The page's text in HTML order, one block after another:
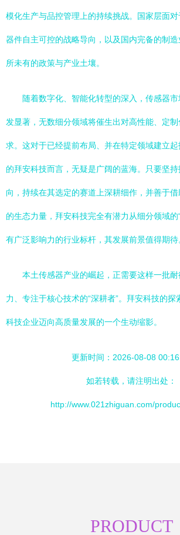
模化生产与品控管理上的持续挑战。国家层面
器件自主可控的战略导向，以及国内完备的制
所未有的政策与产业土壤。
随着数字化、智能化转型的深入，传感器市
发显著，无数细分领域将催生出对高性能、定
求。这对于已经提前布局、并在特定领域建立
的拜安科技而言，无疑是广阔的蓝海。只要坚
向，持续在其选定的赛道上深耕细作，并善于
的生态力量，拜安科技完全有潜力从细分领域的
有广泛影响力的行业标杆，其发展前景值得期待
本土传感器产业的崛起，正需要这样一批
力、专注于核心技术的“深耕者”。拜安科技的探
科技企业迈向高质量发展的一个生动缩影。
更新时间：2026-08-08
如若转载，请注明出处：
http://www.021zhiguan.com/
PRODUCT